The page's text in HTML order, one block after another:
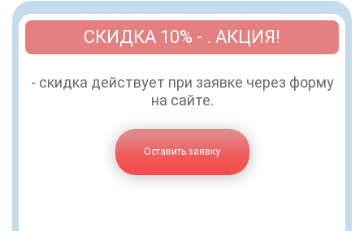
СКИДКА 10% - . АКЦИЯ!
- скидка действует при заявке через форму
на сайте.
Оставить заявку